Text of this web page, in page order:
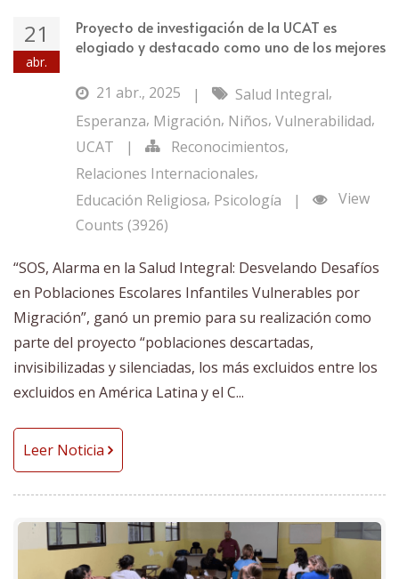
21
abr.
Proyecto de investigación de la UCAT es
elogiado y destacado como uno de los mejores
21 abr., 2025 | Salud Integral,
Esperanza, Migración, Niños, Vulnerabilidad,
UCAT
| Reconocimientos,
Relaciones Internacionales,
Educación Religiosa, Psicología |
View
Counts (3926)
“SOS, Alarma en la Salud Integral: Desvelando Desafíos
en Poblaciones Escolares Infantiles Vulnerables por
Migración”, ganó un premio para su realización como
parte del proyecto “poblaciones descartadas,
invisibilizadas y silenciadas, los más excluidos entre los
excluidos en América Latina y el C...
Leer Noticia